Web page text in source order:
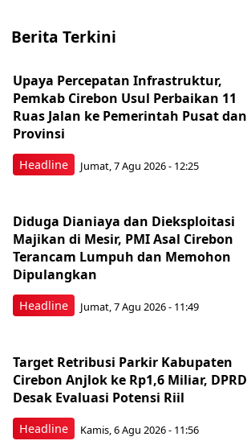
Berita Terkini
Headline
Upaya Percepatan Infrastruktur,
Pemkab Cirebon Usul Perbaikan 11
Ruas Jalan ke Pemerintah Pusat dan
Provinsi
Jumat, 7 Agu 2026 - 12:25
Headline
Diduga Dianiaya dan Dieksploitasi
Majikan di Mesir, PMI Asal Cirebon
Terancam Lumpuh dan Memohon
Dipulangkan
Jumat, 7 Agu 2026 - 11:49
Headline
Target Retribusi Parkir Kabupaten
Cirebon Anjlok ke Rp1,6 Miliar, DPRD
Desak Evaluasi Potensi Riil
Kamis, 6 Agu 2026 - 11:56